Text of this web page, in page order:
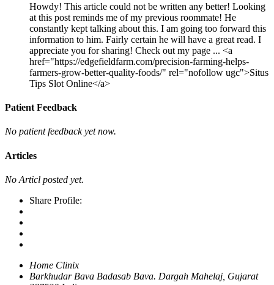
Howdy! This article could not be written any better! Looking
at this post reminds me of my previous roommate! He
constantly kept talking about this. I am going too forward this
information to him. Fairly certain he will have a great read. I
appreciate you for sharing! Check out my page ... <a
href="https://edgefieldfarm.com/precision-farming-helps-
farmers-grow-better-quality-foods/" rel="nofollow ugc">Situs
Tips Slot Online</a>
Patient Feedback
No patient feedback yet now.
Articles
No Articl posted yet.
Share Profile:
Home Clinix
Barkhudar Bava Badasab Bava. Dargah Mahelaj, Gujarat